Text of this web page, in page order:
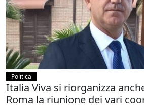
Politica
Italia Viva si riorganizza
Roma la riunione dei vari